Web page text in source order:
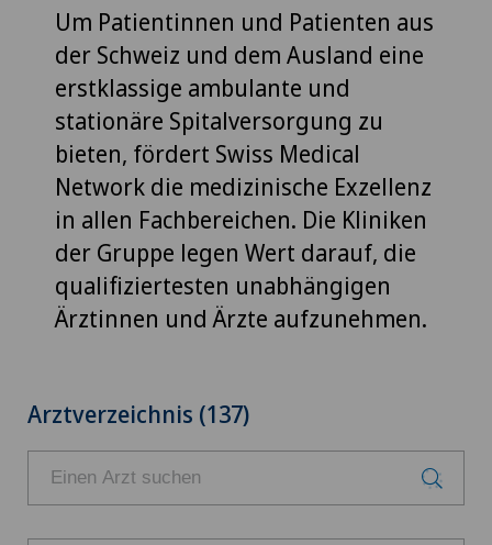
Um Patientinnen und Patienten aus
der Schweiz und dem Ausland eine
erstklassige ambulante und
stationäre Spitalversorgung zu
bieten, fördert Swiss Medical
Network die medizinische Exzellenz
in allen Fachbereichen. Die Kliniken
der Gruppe legen Wert darauf, die
qualifiziertesten unabhängigen
Ärztinnen und Ärzte aufzunehmen.
Arztverzeichnis (137)